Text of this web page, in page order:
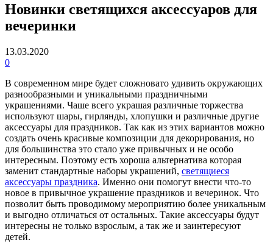
Новинки светящихся аксессуаров для
вечеринки
13.03.2020
0
В современном мире будет сложновато удивить окружающих
разнообразными и уникальными праздничными
украшениями. Чаше всего украшая различные торжества
используют шары, гирлянды, хлопушки и различные другие
аксессуары для праздников. Так как из этих вариантов можно
создать очень красивые композиции для декорирования, но
для большинства это стало уже привычных и не особо
интересным. Поэтому есть хороша альтернатива которая
заменит стандартные наборы украшений, светящиеся
аксессуары праздника. Именно они помогут внести что-то
новое в привычное украшение праздников и вечеринок. Что
позволит быть проводимому мероприятию более уникальным
и выгодно отличаться от остальных. Такие аксессуары будут
интересны не только взрослым, а так же и заинтересуют
детей.